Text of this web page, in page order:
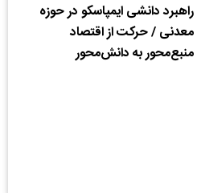
راهبرد دانشی ایمپاسکو در حوزه
معدنی / حرکت از اقتصاد
منبع‌محور به دانش‌محور